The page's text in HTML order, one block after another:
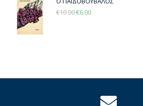
€10.00€6.00